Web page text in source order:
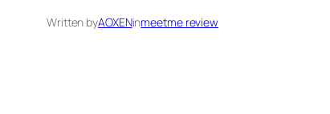
Written byAOXENinmeetme review